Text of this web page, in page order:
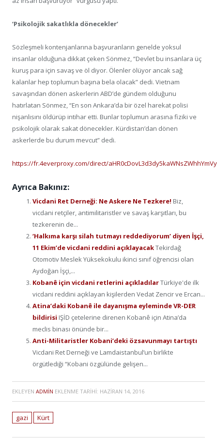
‘Psikolojik sakatlıkla dönecekler’
Sözleşmeli kontenjanlarına başvuranların genelde yoksul
insanlar olduğuna dikkat çeken Sönmez, “Devlet bu insanlara üç
kuruş para için savaş ve öl diyor. Ölenler ölüyor ancak sağ
kalanlar hep toplumun başına bela olacak” dedi. Vietnam
savaşından dönen askerlerin ABD’de gündem olduğunu
hatırlatan Sönmez, “En son Ankara’da bir özel harekat polisi
nişanlısını öldürüp intihar etti. Bunlar toplumun arasına fiziki ve
psikolojik olarak sakat dönecekler. Kürdistan’dan dönen
askerlerde bu durum mevcut” dedi.
https://fr.4everproxy.com/direct/
Ayrıca Bakınız:
Vicdani Ret Derneği: Ne Askere Ne Tezkere! Biz,
vicdani retçiler, antimilitaristler ve savaş karşıtları, bu
tezkerenin de...
‘Halkıma karşı silah tutmayı reddediyorum’ diyen İşçi,
11 Ekim’de vicdani reddini açıklayacakTekirdağ
Otomotiv Meslek Yüksekokulu ikinci sınıf öğrencisi olan
Aydoğan İşçi,...
Kobanê için vicdani retlerini açıkladılarTürkiye'de ilk
vicdani reddini açıklayan kişilerden Vedat Zencir ve Ercan...
Atina’daki Kobanê ile dayanışma eyleminde VR-DER
bildirisi IŞİD çetelerine direnen Kobanê için Atina’da
meclis binası önünde bir...
Anti-Militaristler Kobani’deki özsavunmayı tartıştı
Vicdani Ret Derneği ve Lamdaistanbul’un birlikte
örgütlediği “Kobani özgülünde gelişen...
EKLEYEN ADMIN EKLENME TARIHI: HAZIRAN 14, 2016
gazi Kürt